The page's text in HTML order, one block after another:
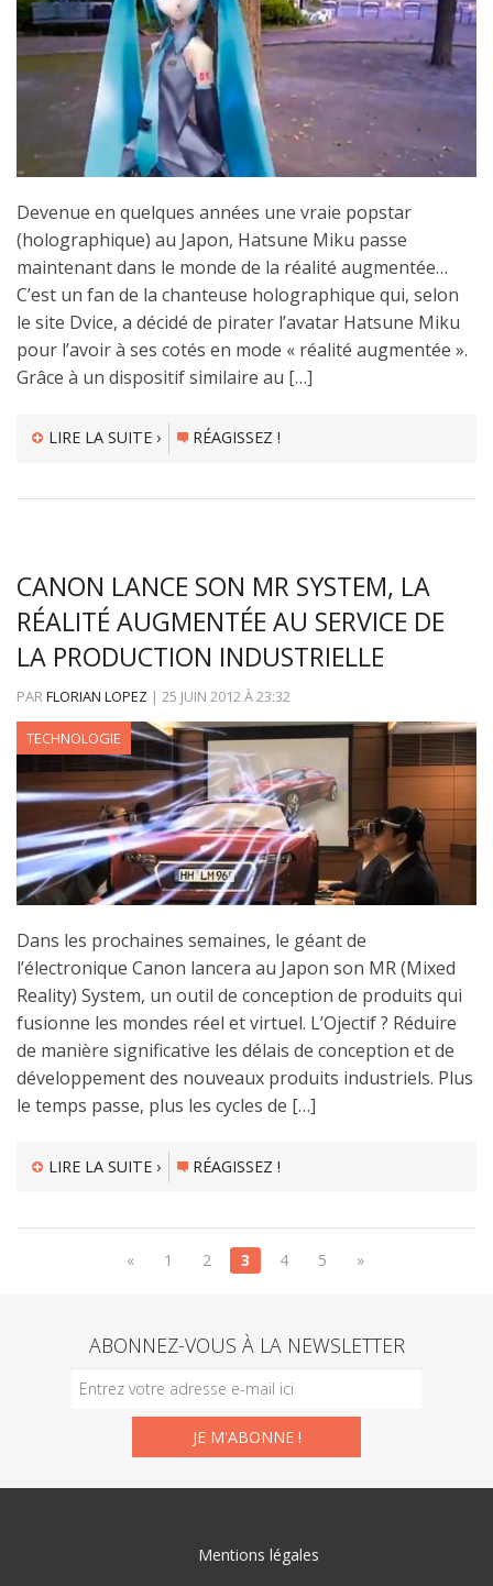
Devenue en quelques années une vraie popstar
(holographique) au Japon, Hatsune Miku passe
maintenant dans le monde de la réalité augmentée…
C’est un fan de la chanteuse holographique qui, selon
le site Dvice, a décidé de pirater l’avatar Hatsune Miku
pour l’avoir à ses cotés en mode « réalité augmentée ».
Grâce à un dispositif similaire au […]
LIRE LA SUITE › RÉAGISSEZ !
CANON LANCE SON MR SYSTEM, LA
RÉALITÉ AUGMENTÉE AU SERVICE DE
LA PRODUCTION INDUSTRIELLE
PARFLORIAN LOPEZ | 25 JUIN 2012À23:32
TECHNOLOGIE
Dans les prochaines semaines, le géant de
l’électronique Canon lancera au Japon son MR (Mixed
Reality) System, un outil de conception de produits qui
fusionne les mondes réel et virtuel. L’Ojectif ? Réduire
de manière significative les délais de conception et de
développement des nouveaux produits industriels. Plus
le temps passe, plus les cycles de […]
LIRE LA SUITE › RÉAGISSEZ !
« 1 2 3 4 5 »
ABONNEZ-VOUS À LA NEWSLETTER
Mentions légales